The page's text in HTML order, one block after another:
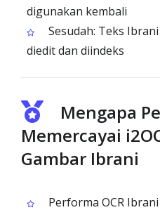
digunakan kembali
Sesudah: Teks
diedit dan diindeks
Mengapa
Memercayai
Gambar Ibrani
Performa OCR